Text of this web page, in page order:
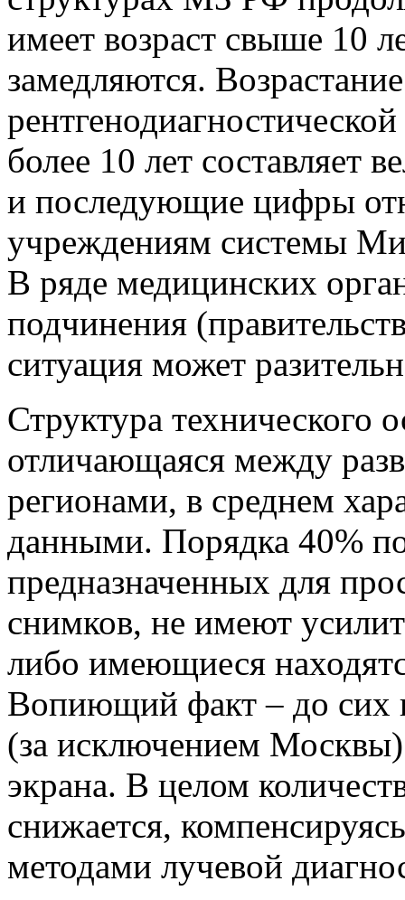
имеет возраст свыше 10
замедляются.
более 10 лет составляет
и последующие цифры
учреждениям системы
В ряде медицинских
подчинения
ситуация может
Структура технического
отличающаяся между
регионами, в среднем
данными. Порядка 40%
предназначенных для
снимков, не имеют
либо имеющиеся
Вопиющий факт – до сих
(за исключением Москвы)
экрана. В целом
снижается,
методами лучевой